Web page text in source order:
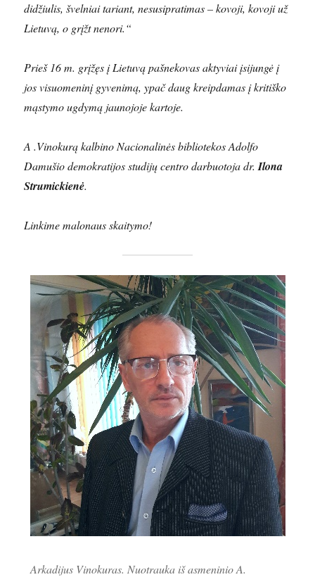
didžiulis, švelniai tariant, nesusipratimas – kovoji, kovoji už
Lietuvą, o grįžt nenori.“
Prieš 16 m. grįžęs į Lietuvą pašnekovas aktyviai įsijungė į
jos visuomeninį gyvenimą, ypač daug kreipdamas į kritiško
mąstymo ugdymą jaunojoje kartoje.
A .Vinokurą kalbino Nacionalinės bibliotekos Adolfo
Damušio demokratijos studijų centro darbuotoja dr.Ilona
Strumickienė.
Linkime malonaus skaitymo!
Arkadijus Vinokuras. Nuotrauka iš asmeninio A.